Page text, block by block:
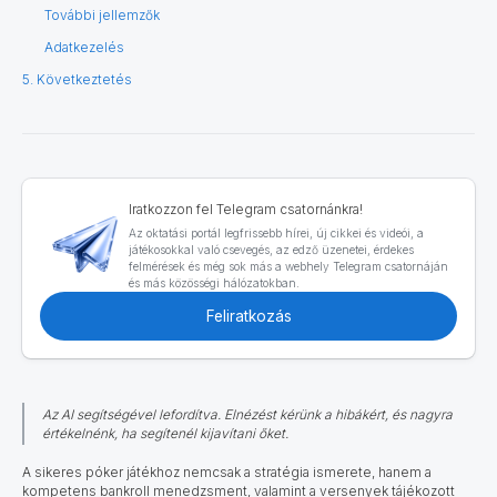
További jellemzők
Adatkezelés
5. Következtetés
Iratkozzon fel Telegram csatornánkra!
Az oktatási portál legfrissebb hírei, új cikkei és videói, a
játékosokkal való csevegés, az edző üzenetei, érdekes
felmérések és még sok más a webhely Telegram csatornáján
és más közösségi hálózatokban.
Feliratkozás
Az AI segítségével lefordítva. Elnézést kérünk a hibákért, és nagyra
értékelnénk, ha segítenél kijavítani őket.
A sikeres póker játékhoz nemcsak a stratégia ismerete, hanem a
kompetens bankroll menedzsment, valamint a versenyek tájékozott